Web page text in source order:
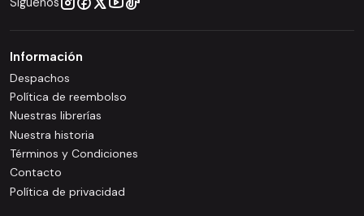
Información
Despachos
Política de reembolso
Nuestras librerías
Nuestra historia
Términos y Condiciones
Contacto
Política de privacidad